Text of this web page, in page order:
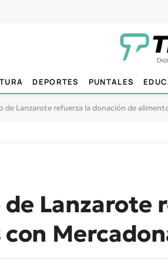
DEPORTES PUNTALES
de Lanzarote refuerza la donación de
de Lanzarote